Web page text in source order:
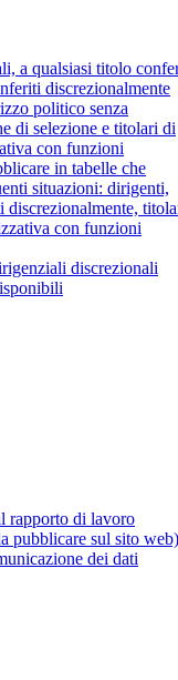
a qualsiasi titolo
discrezionalmente
politico senza
di selezione e titolari di
con funzioni
in tabelle che
situazioni: dirigenti,
con funzioni
discrezionali
rapporto di lavoro
pubblicare sul sito
dei dati